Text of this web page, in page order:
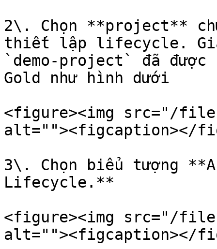
2\. Chọn **project**
thiết lập lifecycle.
`demo-project` đã
Gold như hình dưới
<figure><img src="/
alt=""><figcaption></
3\. Chọn biểu tượng
Lifecycle.**
<figure><img src="/files/
alt=""><figcaption></